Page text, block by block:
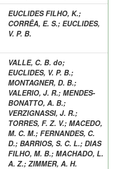
EUCLIDES FILHO, K.;
CORRÊA, E. S.; EUCLIDES,
V. P. B.
VALLE, C. B. do;
EUCLIDES, V. P. B.;
MONTAGNER, D. B.;
VALERIO, J. R.; MENDES-
BONATTO, A. B.;
VERZIGNASSI, J. R.;
TORRES, F. Z. V.; MACEDO,
M. C. M.; FERNANDES, C.
D.; BARRIOS, S. C. L.; DIAS
FILHO, M. B.; MACHADO, L.
A. Z.; ZIMMER, A. H.